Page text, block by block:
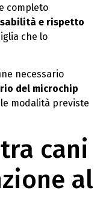
completo
e rispetto
che lo
necessario
del microchip
modalità previste
cani
al